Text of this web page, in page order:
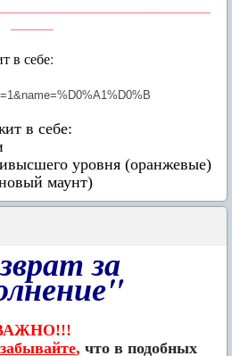
в себе:
в себе:
уровня (оранжевые)
маунт)
за
, что в подобных